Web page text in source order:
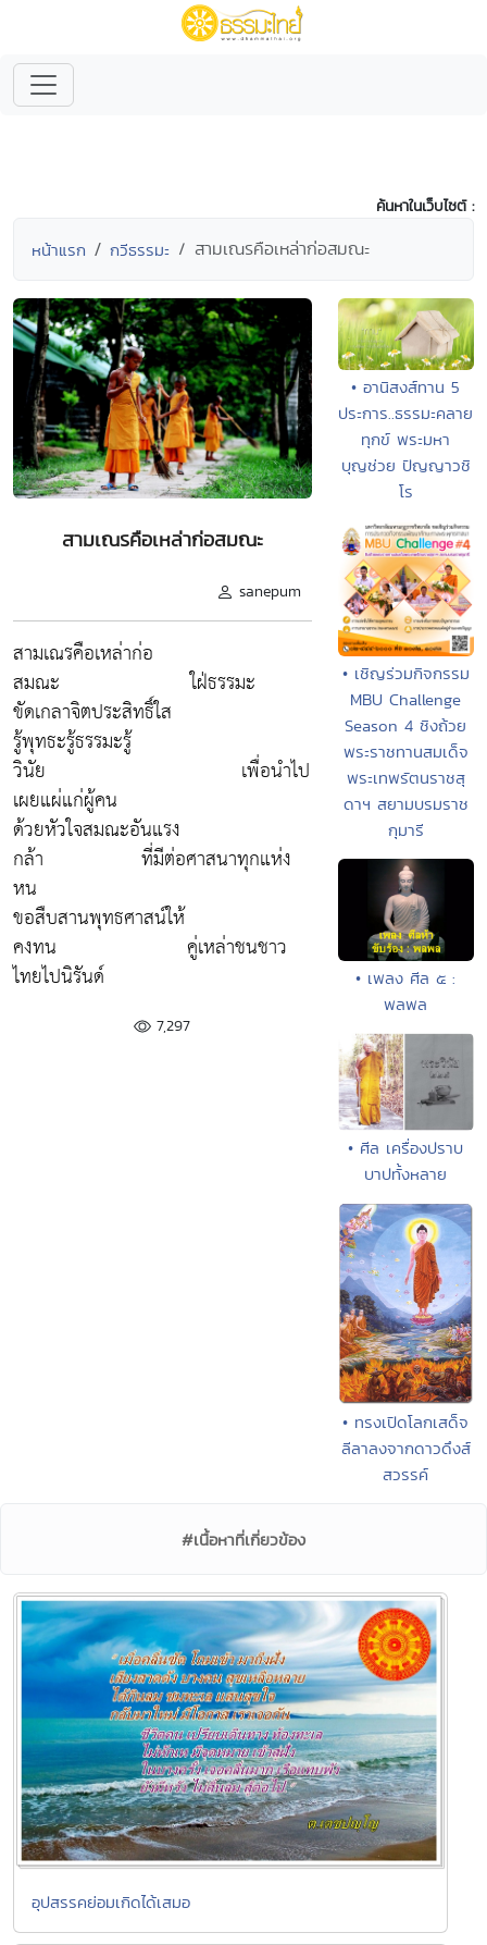
ค้นหาในเว็บไซต์ :
หน้าแรก กวีธรรมะ สามเณรคือเหล่าก่อสมณะ
สามเณรคือเหล่าก่อสมณะ
sanepum
สามเณรคือเหล่าก่อ
สมณะ ใฝ่ธรรมะ
ขัดเกลาจิตประสิทธิ์ใส
รู้พุทธะรู้ธรรมะรู้
วินัย เพื่อนำไป
เผยแผ่แก่ผู้คน
ด้วยหัวใจสมณะอันแรง
กล้า ที่มีต่อศาสนาทุกแห่ง
หน
ขอสืบสานพุทธศาสน์ให้
คงทน คู่เหล่าชนชาว
ไทยไปนิรันด์
7,297
• อานิสงส์ทาน 5
ประการ..ธรรมะคลาย
ทุกข์ พระมหา
บุญช่วย ปัญญาวชิ
โร
• เชิญร่วมกิจกรรม
MBU Challenge
Season 4 ชิงถ้วย
พระราชทานสมเด็จ
พระเทพรัตนราชสุ
ดาฯ สยามบรมราช
กุมารี
• เพลง ศีล ๕ :
พลพล
• ศีล เครื่องปราบ
บาปทั้งหลาย
• ทรงเปิดโลกเสด็จ
ลีลาลงจากดาวดึงส์
สวรรค์
#เนื้อหาที่เกี่ยวข้อง
อุปสรรคย่อมเกิดได้เสมอ